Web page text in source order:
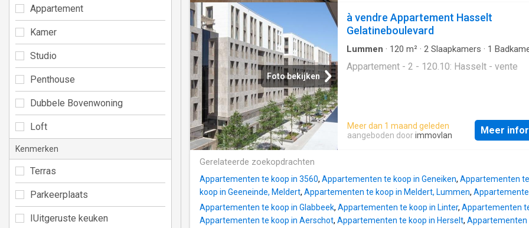
Foto bekijken
à vendre Appartement Hasselt
Gelatineboulevard
Lummen · 120 m² · 2 Slaapkamers · 1
Appartement - 2 - 120.10: Hasselt - vente
Meer dan 1 maand geleden
aangeboden doorimmovlan Meer
Gerelateerde zoekopdrachten
Appartementen te koop in 3560, Appartementen te koop in Geneiken, Appartementen
koop in Geeneinde, Meldert, Appartementen te koop in Meldert, Lummen,
Appartementen te koop in Glabbeek, Appartementen te koop in Linter, Appartementen
Appartementen te koop in Aerschot, Appartementen te koop in Herselt, Appartementen
Appartement
Kamer
Studio
Penthouse
Dubbele Bovenwoning
Loft
Kenmerken
Terras
Parkeerplaats
IUitgeruste keuken